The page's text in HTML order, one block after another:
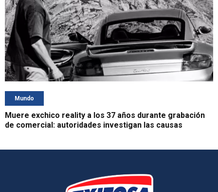
Mundo
Muere exchico reality a los 37 años durante grabación
de comercial: autoridades investigan las causas